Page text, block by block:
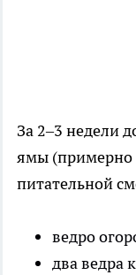
За 2–3 недели
ямы (примерно
питательной
ведро
два ведра